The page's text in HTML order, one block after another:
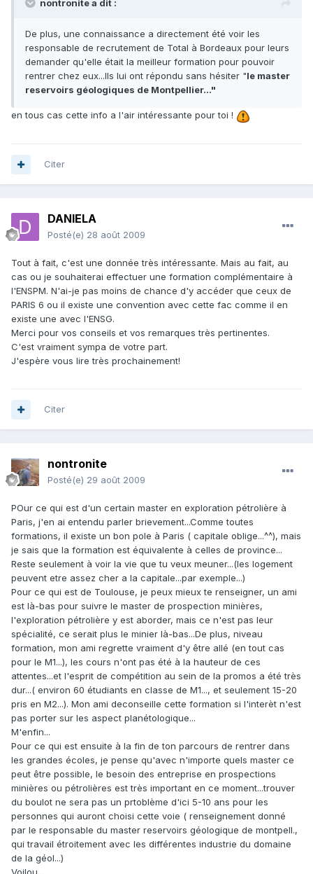
nontronite a dit :
De plus, une connaissance a directement été voir les
responsable de recrutement de Total à Bordeaux pour leurs
demander qu'elle était la meilleur formation pour pouvoir
rentrer chez eux...Ils lui ont répondu sans hésiter "le master
reservoirs géologiques de Montpellier..."
en tous cas cette info a l'air intéressante pour toi !
Citer
DANIELA
Posté(e) 28 août 2009
Tout à fait, c'est une donnée très intéressante. Mais au fait, au
cas ou je souhaiterai effectuer une formation complémentaire à
l'ENSPM. N'ai-je pas moins de chance d'y accéder que ceux de
PARIS 6 ou il existe une convention avec cette fac comme il en
existe une avec l'ENSG.
Merci pour vos conseils et vos remarques très pertinentes.
C'est vraiment sympa de votre part.
J'espère vous lire très prochainement!
Citer
nontronite
Posté(e) 29 août 2009
POur ce qui est d'un certain master en exploration pétrolière à
Paris, j'en ai entendu parler brievement...Comme toutes
formations, il existe un bon pole à Paris ( capitale oblige...^^), mais
je sais que la formation est équivalente à celles de province...
Reste seulement à voir la vie que tu veux meuner...(les logement
peuvent etre assez cher a la capitale...par exemple...)
Pour ce qui est de Toulouse, je peux mieux te renseigner, un ami
est là-bas pour suivre le master de prospection minières,
l'exploration pétrolière y est aborder, mais ce n'est pas leur
spécialité, ce serait plus le minier là-bas...De plus, niveau
formation, mon ami regrette vraiment d'y être allé (en tout cas
pour le M1...), les cours n'ont pas été à la hauteur de ces
attentes...et l'esprit de compétition au sein de la promos a été très
dur...( environ 60 étudiants en classe de M1..., et seulement 15-20
pris en M2...). Mon ami deconseille cette formation si l'interèt n'est
pas porter sur les aspect planétologique...
M'enfin...
Pour ce qui est ensuite à la fin de ton parcours de rentrer dans
les grandes écoles, je pense qu'avec n'importe quels master ce
peut être possible, le besoin des entreprise en prospections
minières ou pétrolières est très important en ce moment...trouver
du boulot ne sera pas un prtoblème d'ici 5-10 ans pour les
personnes qui auront choisi cette voie ( renseignement donné
par le responsable du master reservoirs géologique de montpell.,
qui travail étroitement avec les différentes industrie du domaine
de la géol...)